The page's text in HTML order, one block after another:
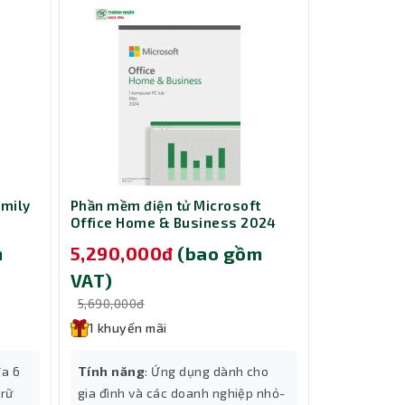
6
Phần mềm điện tử Microsoft
Office Home & Business 2024
ESD EP2-06604
5,290,000đ (bao gồm
VAT)
5,690,000đ
1 khuyến mãi
Tính năng: Ứng dụng dành cho
gia đình và các doanh nghiệp nhỏ-